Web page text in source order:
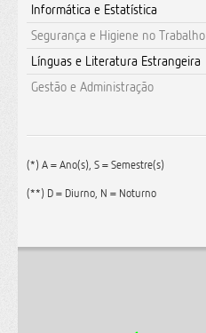
Informática e Estatística
Segurança e Higiene no Trabalho
Línguas e Literatura Estrangeira
Gestão e Administração
(*) A = Ano(s), S = Semestre(s)
(**) D = Diurno, N = Noturno